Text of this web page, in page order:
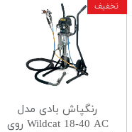
رنگپاش بادی مدل
Wildcat 18-40 AC روی